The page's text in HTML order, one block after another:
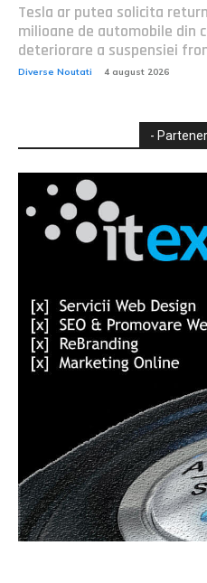
Tesla ar putea solicita
milioane de automobile din
deteriorare a suspensiei
Diverse Noutati 4 august 2026
-